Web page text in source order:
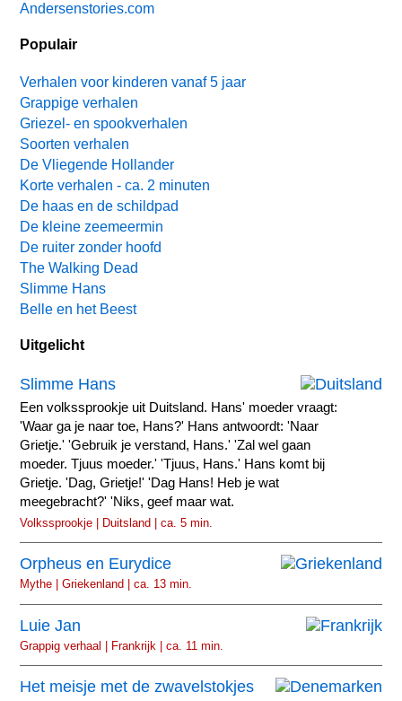
Andersenstories.com
Populair
Verhalen voor kinderen vanaf 5 jaar
Grappige verhalen
Griezel- en spookverhalen
Soorten verhalen
De Vliegende Hollander
Korte verhalen - ca. 2 minuten
De haas en de schildpad
De kleine zeemeermin
De ruiter zonder hoofd
The Walking Dead
Slimme Hans
Belle en het Beest
Uitgelicht
Slimme Hans
Een volkssprookje uit Duitsland. Hans' moeder vraagt:
'Waar ga je naar toe, Hans?' Hans antwoordt: 'Naar
Grietje.' 'Gebruik je verstand, Hans.' 'Zal wel gaan
moeder. Tjuus moeder.' 'Tjuus, Hans.' Hans komt bij
Grietje. 'Dag, Grietje!' 'Dag Hans! Heb je wat
meegebracht?' 'Niks, geef maar wat.
Volkssprookje | Duitsland | ca. 5 min.
Orpheus en Eurydice
Mythe | Griekenland | ca. 13 min.
Luie Jan
Grappig verhaal | Frankrijk | ca. 11 min.
Het meisje met de zwavelstokjes